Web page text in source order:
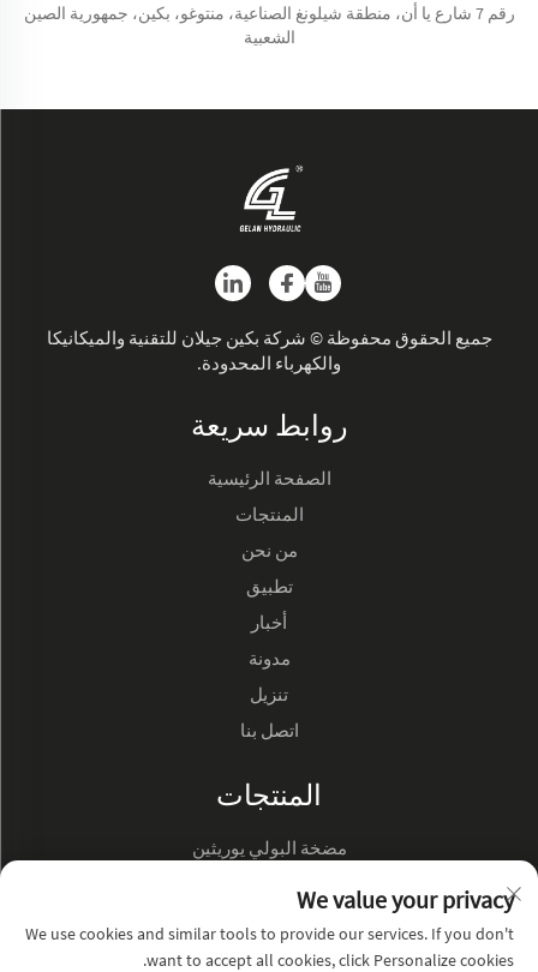
رقم 7 شارع يا أن، منطقة شيلونغ الصناعية، منتوغو، بكين، جمهورية الصين
الشعبية
جميع الحقوق محفوظة © شركة بكين جيلان للتقنية والميكانيكا
والكهرباء المحدودة.
روابط سريعة
الصفحة الرئيسية
المنتجات
من نحن
تطبيق
أخبار
مدونة
تنزيل
اتصل بنا
المنتجات
مضخة البولي يوريثين
عن الشركة
We value your privacy
We use cookies and similar tools to provide our services. If you don't
want to accept all cookies, click Personalize cookies.